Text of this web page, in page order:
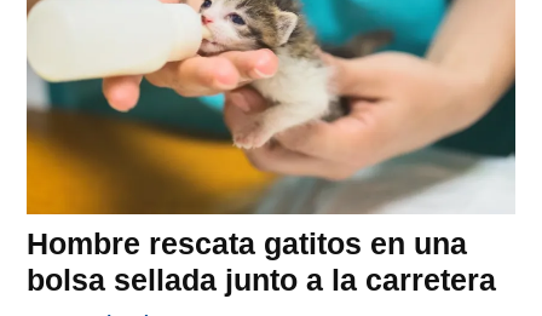
Hombre rescata gatitos en una
bolsa sellada junto a la carretera